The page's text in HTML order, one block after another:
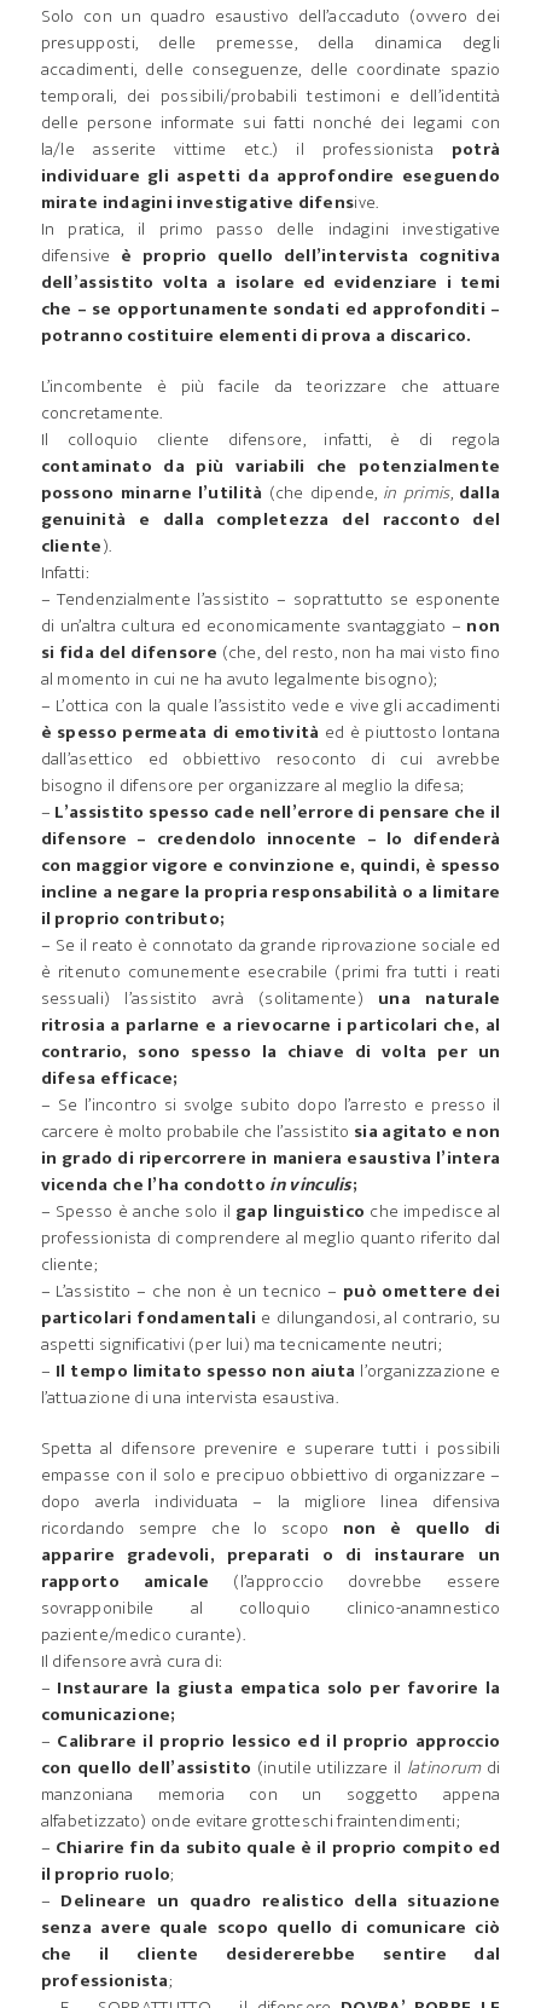
Solo con un quadro esaustivo dell’accaduto (ovvero dei
presupposti, delle premesse, della dinamica degli
accadimenti, delle conseguenze, delle coordinate spazio
temporali, dei possibili/probabili testimoni e dell’identità
delle persone informate sui fatti nonché dei legami con
la/le asserite vittime etc.) il professionista potrà
individuare gli aspetti da approfondire eseguendo
mirate indagini investigative difensive.
In pratica, il primo passo delle indagini investigative
difensive è proprio quello dell’intervista cognitiva
dell’assistito volta a isolare ed evidenziare i temi
che – se opportunamente sondati ed approfonditi –
potranno costituire elementi di prova a discarico.
L’incombente è più facile da teorizzare che attuare
concretamente.
Il colloquio cliente difensore, infatti, è di regola
contaminato da più variabili che potenzialmente
possono minarne l’utilità (che dipende, in primis, dalla
genuinità e dalla completezza del racconto del
cliente).
Infatti:
– Tendenzialmente l’assistito – soprattutto se esponente
di un’altra cultura ed economicamente svantaggiato – non
si fida del difensore (che, del resto, non ha mai visto fino
al momento in cui ne ha avuto legalmente bisogno);
– L’ottica con la quale l’assistito vede e vive gli accadimenti
è spesso permeata di emotività ed è piuttosto lontana
dall’asettico ed obbiettivo resoconto di cui avrebbe
bisogno il difensore per organizzare al meglio la difesa;
– L’assistito spesso cade nell’errore di pensare che il
difensore – credendolo innocente – lo difenderà
con maggior vigore e convinzione e, quindi, è spesso
incline a negare la propria responsabilità o a limitare
il proprio contributo;
– Se il reato è connotato da grande riprovazione sociale ed
è ritenuto comunemente esecrabile (primi fra tutti i reati
sessuali) l’assistito avrà (solitamente) una naturale
ritrosia a parlarne e a rievocarne i particolari che, al
contrario, sono spesso la chiave di volta per un
difesa efficace;
– Se l’incontro si svolge subito dopo l’arresto e presso il
carcere è molto probabile che l’assistito sia agitato e non
in grado di ripercorrere in maniera esaustiva l’intera
vicenda che l’ha condotto in vinculis;
– Spesso è anche solo il gap linguistico che impedisce al
professionista di comprendere al meglio quanto riferito dal
cliente;
– L’assistito – che non è un tecnico – può omettere dei
particolari fondamentali e dilungandosi, al contrario, su
aspetti significativi (per lui) ma tecnicamente neutri;
– Il tempo limitato spesso non aiuta l’organizzazione e
l’attuazione di una intervista esaustiva.
Spetta al difensore prevenire e superare tutti i possibili
empasse con il solo e precipuo obbiettivo di organizzare –
dopo averla individuata – la migliore linea difensiva
ricordando sempre che lo scopo non è quello di
apparire gradevoli, preparati o di instaurare un
rapporto amicale (l’approccio dovrebbe essere
sovrapponibile al colloquio clinico-anamnestico
paziente/medico curante).
Il difensore avrà cura di:
– Instaurare la giusta empatica solo per favorire la
comunicazione;
– Calibrare il proprio lessico ed il proprio approccio
con quello dell’assistito (inutile utilizzare il latinorumdi
manzoniana memoria con un soggetto appena
alfabetizzato) onde evitare grotteschi fraintendimenti;
– Chiarire fin da subito quale è il proprio compito ed
il proprio ruolo;
– Delineare un quadro realistico della situazione
senza avere quale scopo quello di comunicare ciò
che il cliente desidererebbe sentire dal
professionista;